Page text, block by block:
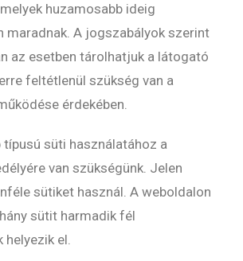
huzamosabb ideig
maradnak. A jogszabályok szerint
az esetben tárolhatjuk a látogató
feltétlenül szükség van a
érdekében.
típusú süti használatához a
van szükségünk. Jelen
sütiket használ. A weboldalon
sütit harmadik fél
el.